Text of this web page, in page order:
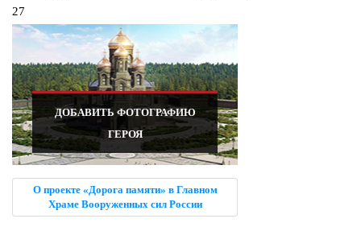
27
ДОБАВИТЬ ФОТОГРАФИЮ
ГЕРОЯ
О проекте «Дорога памяти» в Главном
Храме Вооруженных сил России